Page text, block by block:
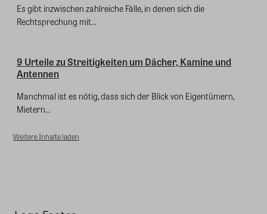
Es gibt inzwischen zahlreiche Fälle, in denen sich die
Rechtsprechung mit...
9 Urteile zu Streitigkeiten um Dächer, Kamine und
Antennen
Manchmal ist es nötig, dass sich der Blick von Eigentümern,
Mietern...
Weitere Inhalte laden